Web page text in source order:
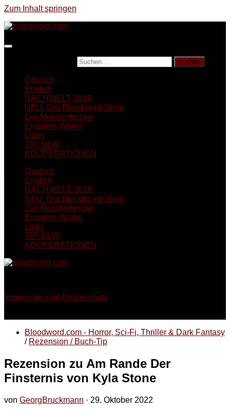
Zum Inhalt springen
Deutsch
English
NACHWELT 2018
NEU: Der Bloodword-Shop
Der Monsterfresser
Einzelne Werke
Links
TIP: DLW
KOOPERATIONEN
Deutsch
English
NACHWELT 2018
NEU: Der Bloodword-Shop
Der Monsterfresser
Einzelne Werke
Links
TIP: DLW
KOOPERATIONEN
Impressum und Datenschutz
Bloodword.com - Horror, Sci-Fi, Thriller & Dark Fantasy
/ Rezension / Buch-Tip
Rezension zu Am Rande Der
Finsternis von Kyla Stone
von GeorgBruckmann · 29. Oktober 2022